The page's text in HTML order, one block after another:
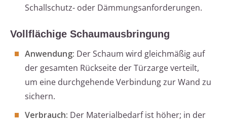
Schallschutz- oder Dämmungsanforderungen.
Vollflächige Schaumausbringung
Anwendung: Der Schaum wird gleichmäßig auf
der gesamten Rückseite der Türzarge verteilt,
um eine durchgehende Verbindung zur Wand zu
sichern.
Verbrauch: Der Materialbedarf ist höher; in der